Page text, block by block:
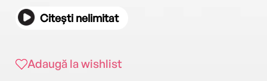
Citești nelimitat
Adaugă la wishlist